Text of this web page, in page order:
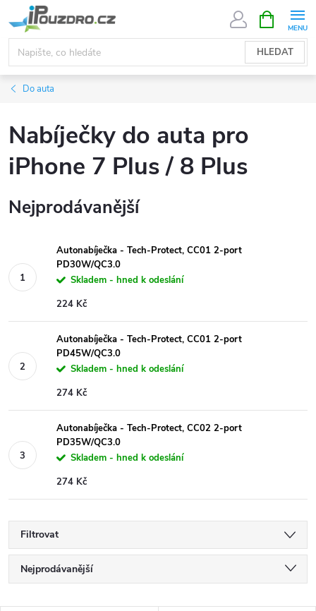
na
obsah
HLEDAT
NÁKUPNÍ
KOŠÍK
Do auta
Nabíječky do auta pro
iPhone 7 Plus / 8 Plus
Nejprodávanější
Autonabíječka - Tech-Protect, CC01 2-port
PD30W/QC3.0
Skladem - hned k odeslání
224 Kč
Autonabíječka - Tech-Protect, CC01 2-port
PD45W/QC3.0
Skladem - hned k odeslání
274 Kč
Autonabíječka - Tech-Protect, CC02 2-port
PD35W/QC3.0
Skladem - hned k odeslání
274 Kč
Filtrovat
Ř
Nejprodávanější